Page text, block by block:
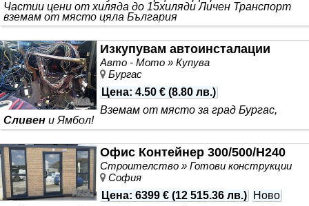
Частии цени от хиляда до 15хиляди Личен Транспорт
вземам от място цяла България
Изкупувам автоинсталации
Авто - Мото » Купува
Бургас
Цена: 4.50 € (8.80 лв.)
Вземам от място за град Бургас,
Сливен и Ямбол!
Офис Контейнер 300/500/H240
Строителство » Готови конструкции
София
Цена: 6399 € (12 515.36 лв.)
Ново